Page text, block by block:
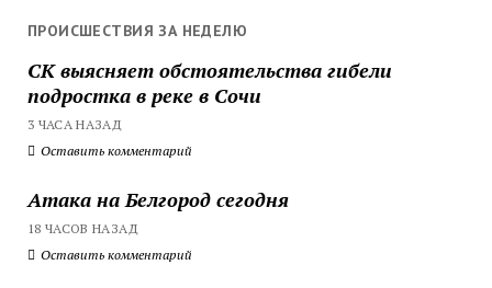
ПРОИСШЕСТВИЯ ЗА НЕДЕЛЮ
СК выясняет обстоятельства гибели
подростка в реке в Сочи
3 ЧАСА НАЗАД
Оставить комментарий
Атака на Белгород сегодня
18 ЧАСОВ НАЗАД
Оставить комментарий